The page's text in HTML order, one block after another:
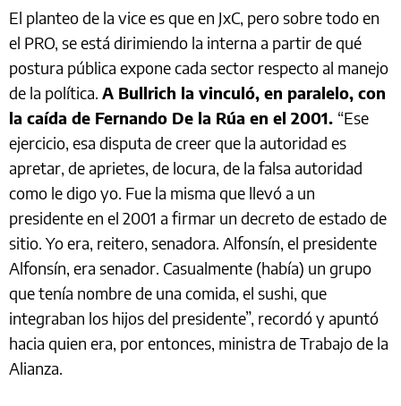
El planteo de la vice es que en JxC, pero sobre todo en
el PRO, se está dirimiendo la interna a partir de qué
postura pública expone cada sector respecto al manejo
de la política. A Bullrich la vinculó, en paralelo, con
la caída de Fernando De la Rúa en el 2001. “Ese
ejercicio, esa disputa de creer que la autoridad es
apretar, de aprietes, de locura, de la falsa autoridad
como le digo yo. Fue la misma que llevó a un
presidente en el 2001 a firmar un decreto de estado de
sitio. Yo era, reitero, senadora. Alfonsín, el presidente
Alfonsín, era senador. Casualmente (había) un grupo
que tenía nombre de una comida, el sushi, que
integraban los hijos del presidente”, recordó y apuntó
hacia quien era, por entonces, ministra de Trabajo de la
Alianza.